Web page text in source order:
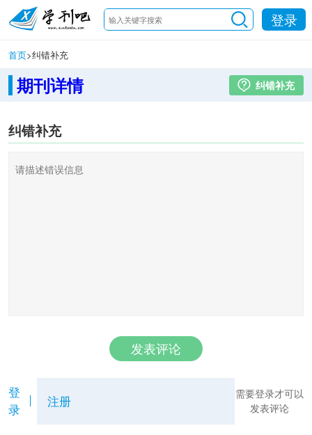
登录
首页>纠错补充
期刊详情 纠错补充
纠错补充
发表评论
登
录
注册
需要登录才可以
发表评论